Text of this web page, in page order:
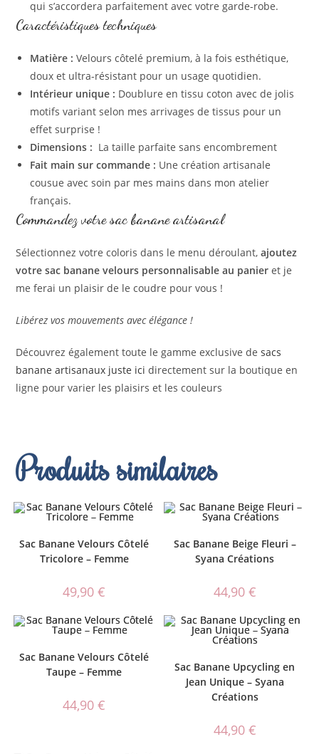
qui s’accordera parfaitement avec votre garde-robe.
Caractéristiques techniques
Matière : Velours côtelé premium, à la fois esthétique,
doux et ultra-résistant pour un usage quotidien.
Intérieur unique : Doublure en tissu coton avec de jolis
motifs variant selon mes arrivages de tissus pour un
effet surprise !
Dimensions : La taille parfaite sans encombrement
Fait main sur commande : Une création artisanale
cousue avec soin par mes mains dans mon atelier
français.
Commandez votre sac banane artisanal
Sélectionnez votre coloris dans le menu déroulant,ajoutez
votre sac banane velours personnalisable au panier et je
me ferai un plaisir de le coudre pour vous !
Libérez vos mouvements avec élégance !
Découvrez également toute le gamme exclusive desacs
banane artisanaux juste ici directement sur la boutique en
ligne pour varier les plaisirs et les couleurs
Produits similaires
Sac Banane Velours Côtelé
Tricolore – Femme
49,90€
Sac Banane Beige Fleuri –
Syana Créations
44,90 €
Sac Banane Velours Côtelé
Taupe – Femme
44,90€
Sac Banane Upcycling en
Jean Unique – Syana
Créations
44,90 €